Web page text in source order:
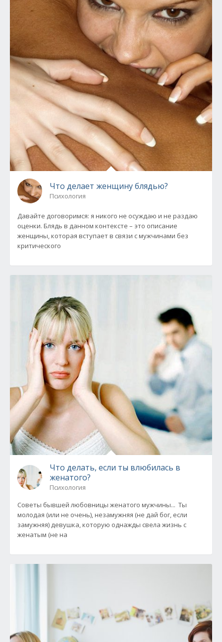
Что делает женщину блядью?
Психология
Давайте договоримся: я никого не осуждаю и не раздаю
оценки. Блядь в данном контексте – это описание
женщины, которая вступает в связи с мужчинами без
критического
Что делать, если ты влюбилась в
женатого?
Психология
Советы бывшей любовницы женатого мужчины... Ты
молодая (или не очень), незамужняя (не дай бог, если
замужняя) девушка, которую однажды свела жизнь с
женатым (не на